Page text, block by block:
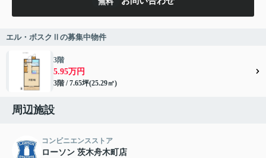
エル・ボスクⅡの募集中物件
3階
5.95万円
3階 / 7.65坪(25.29㎡)
周辺施設
コンビニエンスストア
ローソン 茨木舟木町店